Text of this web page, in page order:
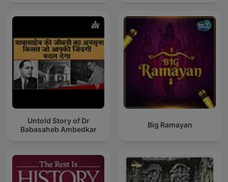
Untold Story of Dr
Babasaheb Ambedkar
Big Ramayan